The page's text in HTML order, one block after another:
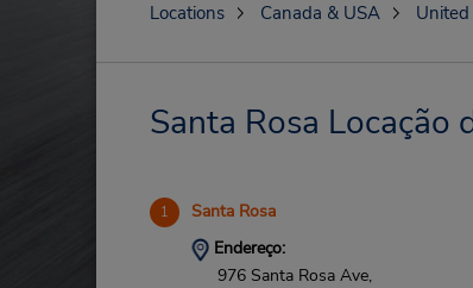
Locations Canada & USA
Santa Rosa Locação
1 Santa Rosa
Endereço:
976 Santa Rosa Ave,